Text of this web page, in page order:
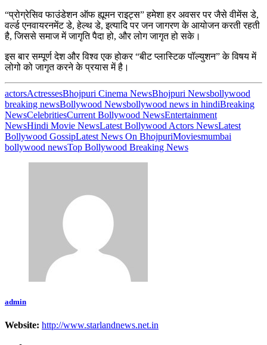
“प्रोग्रेसिव फाउंडेशन ऑफ ह्यूमन राइट्स” हमेशा हर अवसर पर जैसे वीमेंस डे,
वर्ल्ड एनवायरनमेंट डे, हेल्थ डे, इत्यादि पर जन जागरण के आयोजन करती रहती
है, जिससे समाज में जागृति पैदा हो, और लोग जागृत हो सके।
इस बार सम्पूर्ण देश और विश्व एक होकर “बीट प्लास्टिक पॉल्युशन” के विषय में
लोगो को जागृत करने के प्रयास में है।
actorsActressesBhojpuri Cinema NewsBhojpuri Newsbollywood
breaking newsBollywood Newsbollywood news in hindiBreaking
NewsCelebritiesCurrent Bollywood NewsEntertainment
NewsHindi Movie NewsLatest Bollywood Actors NewsLatest
Bollywood GossipLatest News On BhojpuriMoviesmumbai
bollywood newsTop Bollywood Breaking News
admin
Website: http://www.starlandnews.net.in